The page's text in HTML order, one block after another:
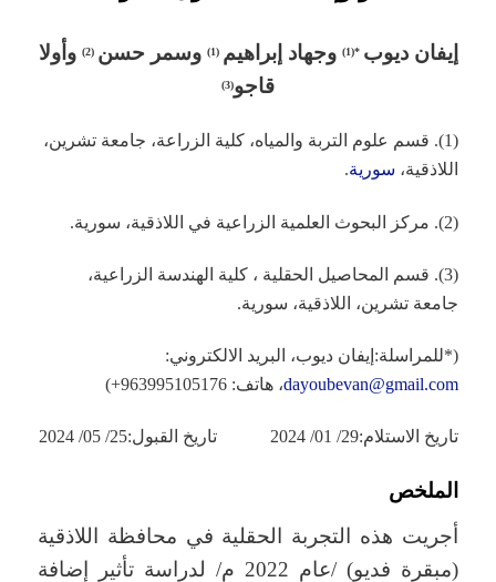
إيفان ديوب *(1) وجهاد إبراهيم (
1
) وسمر حسن (
2
) وأولا
قاجو(
3
)
(1). قسم علوم التربة والمياه، كلية الزراعة، جامعة تشرين،
اللاذقية، سورية.
(2). مركز البحوث العلمية الزراعية في اللاذقية، سورية.
(3). قسم المحاصيل الحقلية ، كلية الهندسة الزراعية،
جامعة تشرين، اللاذقية، سورية.
(*للمراسلة:إيفان ديوب، البريد الالكتروني:
dayoubevan@gmail.com، هاتف: 963995105176+)
تاريخ الاستلام:29/ 01/ 2024 تاريخ القبول:25/ 05/ 2024
الملخص
أجريت هذه التجربة الحقلية في محافظة اللاذقية
(مبقرة فديو) /عام 2022 م/ لدراسة تأثير إضافة